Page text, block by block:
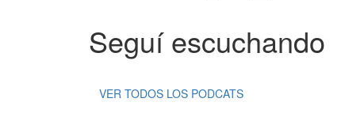
Seguí escuchando
VER TODOS LOS PODCATS